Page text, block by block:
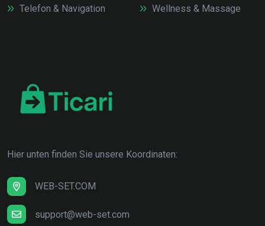
Telefon & Navigation
Wellness & Massage
Hier unten finden Sie unsere Koordinaten:
WEB-SET.COM
support@web-set.com